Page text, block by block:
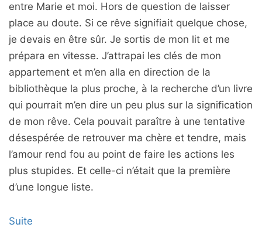
entre Marie et moi. Hors de question de laisser
place au doute. Si ce rêve signifiait quelque chose,
je devais en être sûr. Je sortis de mon lit et me
prépara en vitesse. J’attrapai les clés de mon
appartement et m’en alla en direction de la
bibliothèque la plus proche, à la recherche d’un livre
qui pourrait m’en dire un peu plus sur la signification
de mon rêve. Cela pouvait paraître à une tentative
désespérée de retrouver ma chère et tendre, mais
l’amour rend fou au point de faire les actions les
plus stupides. Et celle-ci n’était que la première
d’une longue liste.
Suite